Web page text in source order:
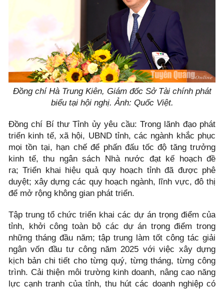
Đồng chí Hà Trung Kiên, Giám đốc Sở Tài chính phát
biểu tại hội nghị. Ảnh: Quốc Việt.
Đồng chí Bí thư Tỉnh ủy yêu cầu: Trong lãnh đạo phát
triển kinh tế, xã hội, UBND tỉnh, các ngành khắc phục
mọi tồn tại, hạn chế để phấn đấu tốc độ tăng trưởng
kinh tế, thu ngân sách Nhà nước đạt kế hoạch đề
ra; Triển khai hiệu quả quy hoạch tỉnh đã được phê
duyệt; xây dựng các quy hoạch ngành, lĩnh vực, đô thị
để mở rộng không gian phát triển.
Tập trung tổ chức triển khai các dự án trọng điểm của
tỉnh, khởi công toàn bộ các dự án trọng điểm trong
những tháng đầu năm; tập trung làm tốt công tác giải
ngân vốn đầu tư công năm 2025 với việc xây dựng
kịch bản chi tiết cho từng quý, từng tháng, từng công
trình. Cải thiện môi trường kinh doanh, nâng cao năng
lực cạnh tranh của tỉnh, thu hút các doanh nghiệp có